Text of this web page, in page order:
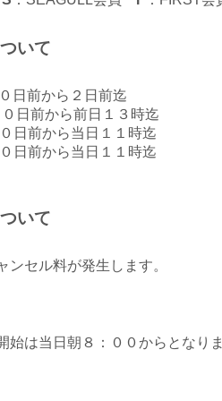
いて
前から２日前迄
前から前日１３時迄
前から当日１１時迄
前から当日１１時迄
いて
ンセル料が発生します。
は当日朝８：００からとなり